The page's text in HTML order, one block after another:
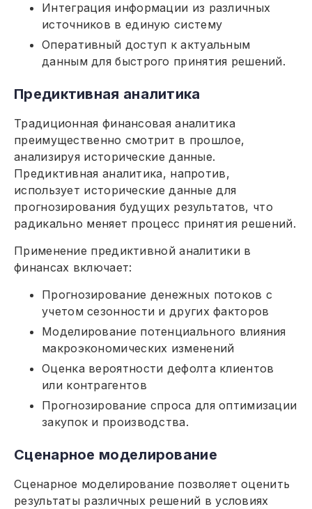
Интеграция информации из различных
источников в единую систему
Оперативный доступ к актуальным
данным для быстрого принятия решений.
Предиктивная аналитика
Традиционная финансовая аналитика
преимущественно смотрит в прошлое,
анализируя исторические данные.
Предиктивная аналитика, напротив,
использует исторические данные для
прогнозирования будущих результатов, что
радикально меняет процесс принятия решений.
Применение предиктивной аналитики в
финансах включает:
Прогнозирование денежных потоков с
учетом сезонности и других факторов
Моделирование потенциального влияния
макроэкономических изменений
Оценка вероятности дефолта клиентов
или контрагентов
Прогнозирование спроса для оптимизации
закупок и производства.
Сценарное моделирование
Сценарное моделирование позволяет оценить
результаты различных решений в условиях